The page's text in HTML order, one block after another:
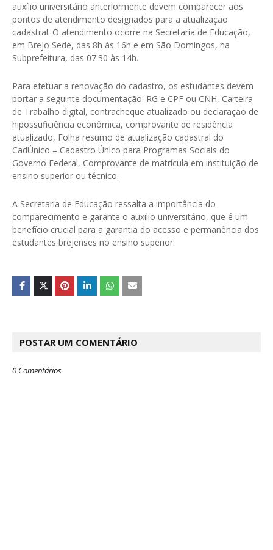
auxílio universitário anteriormente devem comparecer aos
pontos de atendimento designados para a atualização
cadastral. O atendimento ocorre na Secretaria de Educação,
em Brejo Sede, das 8h às 16h e em São Domingos, na
Subprefeitura, das 07:30 às 14h.
Para efetuar a renovação do cadastro, os estudantes devem
portar a seguinte documentação: RG e CPF ou CNH, Carteira
de Trabalho digital, contracheque atualizado ou declaração de
hipossuficiência econômica, comprovante de residência
atualizado, Folha resumo de atualização cadastral do
CadÚnico – Cadastro Único para Programas Sociais do
Governo Federal, Comprovante de matrícula em instituição de
ensino superior ou técnico.
A Secretaria de Educação ressalta a importância do
comparecimento e garante o auxílio universitário, que é um
benefício crucial para a garantia do acesso e permanência dos
estudantes brejenses no ensino superior.
POSTAR UM COMENTÁRIO
0 Comentários